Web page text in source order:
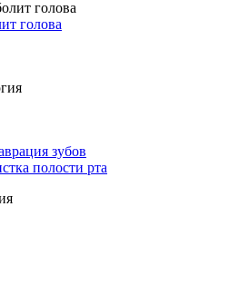
голова
зубов
полости рта